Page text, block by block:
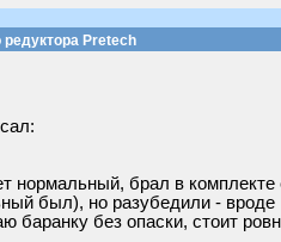
Pretech
нормальный, брал в
был), но разубедили -
баранку без опаски, стоит